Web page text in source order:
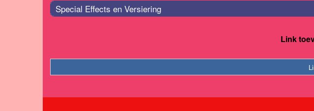
Special Effects en Versiering
Link